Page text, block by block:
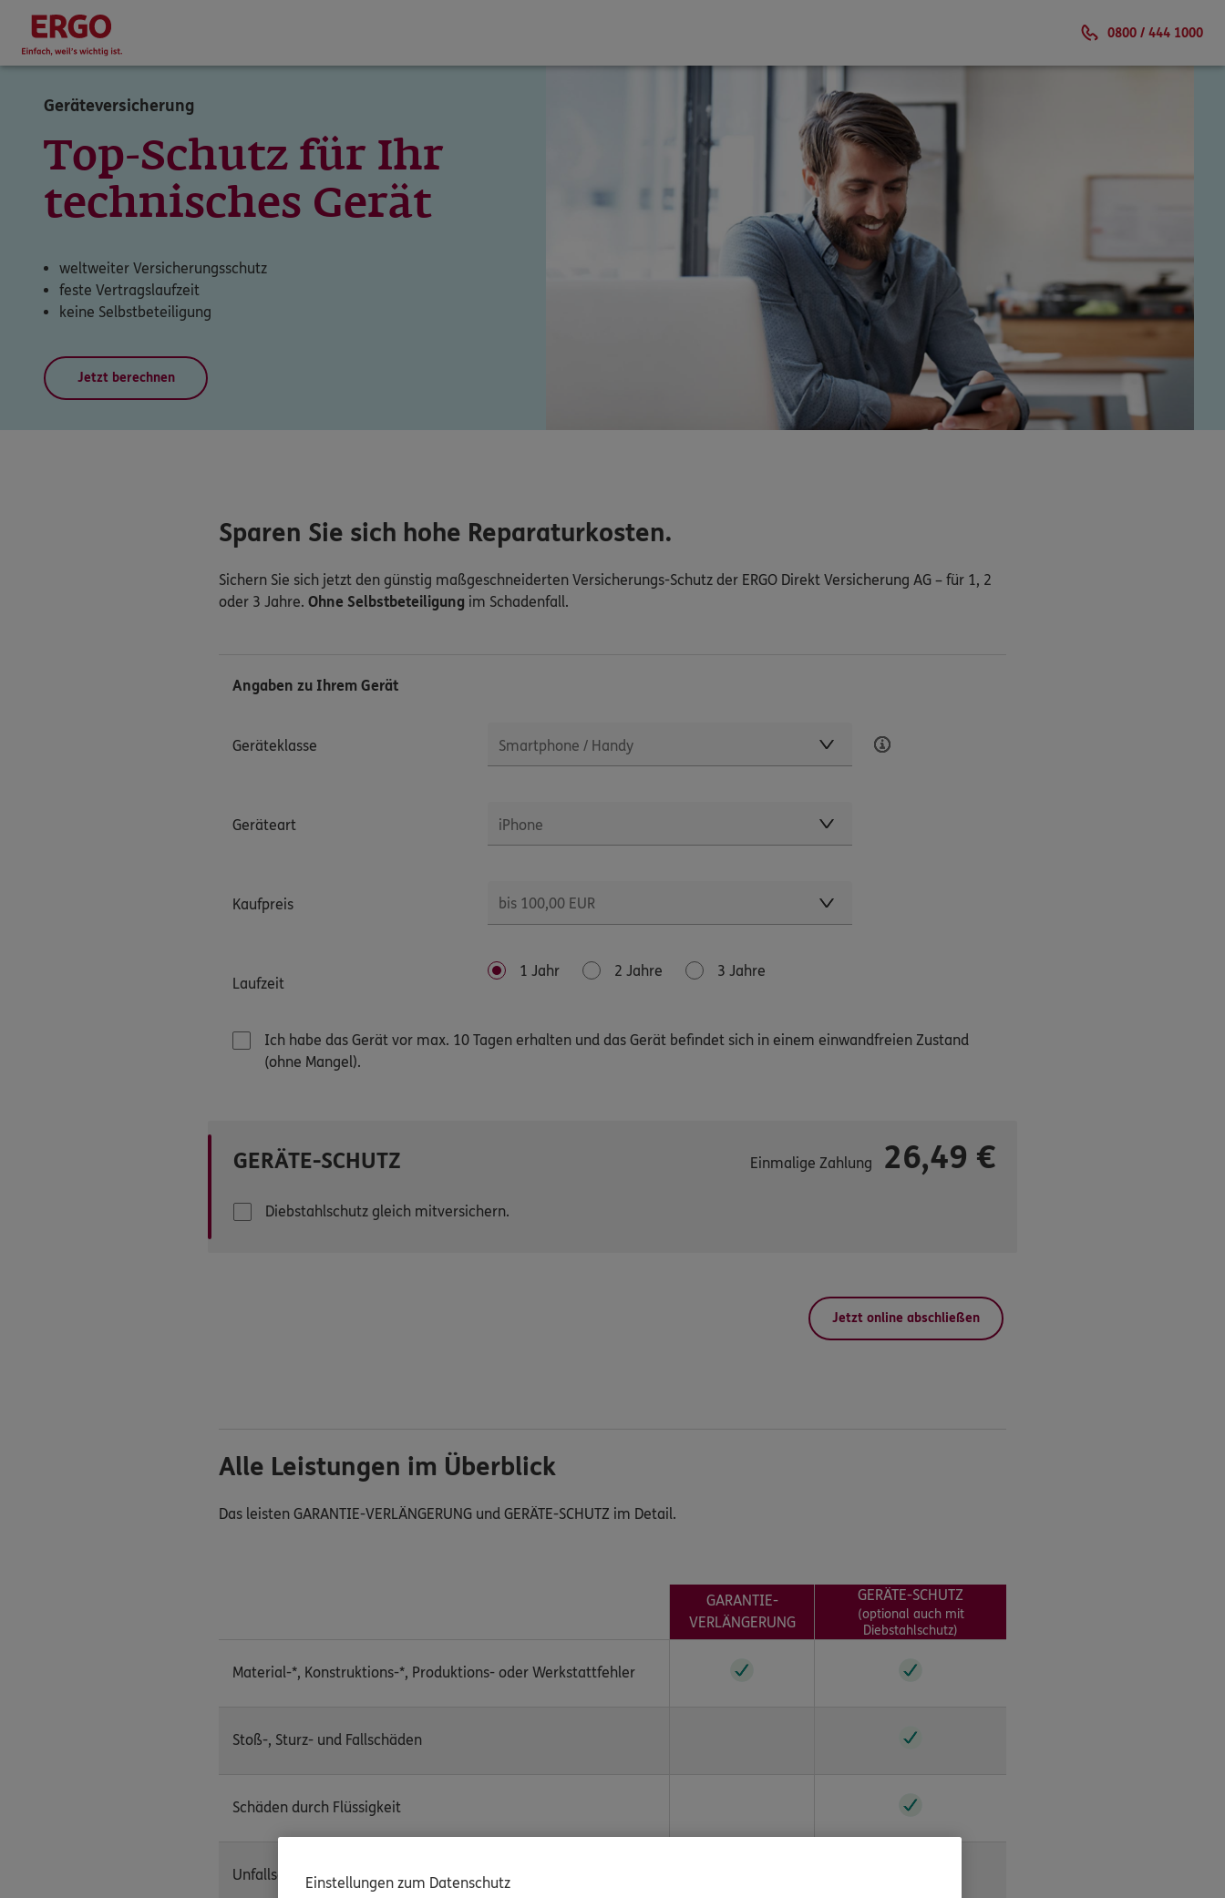
0800 / 444 1000
Geräteversicherung
Top-Schutz für Ihr
technisches Gerät
weltweiter Versicherungsschutz
feste Vertragslaufzeit
keine Selbstbeteiligung
Jetzt berechnen
Sparen Sie sich hohe Reparaturkosten.
Sichern Sie sich jetzt den günstig maßgeschneiderten Versicherungs-Schutz der ERGO Direkt Versicherung AG – für 1, 2
oder 3 Jahre. Ohne Selbstbeteiligung im Schadenfall.
Angaben zu Ihrem Gerät
Geräteklasse
Geräteart
Kaufpreis
Laufzeit
1 Jahr 2 Jahre 3 Jahre
Ich habe das Gerät vor max. 10 Tagen erhalten und das Gerät befindet sich in einem einwandfreien Zustand
(ohne Mangel).
GERÄTE-SCHUTZ
Diebstahlschutz gleich mitversichern.
Einmalige Zahlung 26,49 €
Jetzt online abschließen
Alle Leistungen im Überblick
Das leisten GARANTIE-VERLÄNGERUNG und GERÄTE-SCHUTZ im Detail.
GARANTIE-
VERLÄNGERUNG
GERÄTE-SCHUTZ
(optional auch mit
Diebstahlschutz)
Material-*, Konstruktions-*, Produktions- oder Werkstattfehler
Stoß-, Sturz- und Fallschäden
Schäden durch Flüssigkeit
UnfallschädenEinstellungen zum Datenschutz